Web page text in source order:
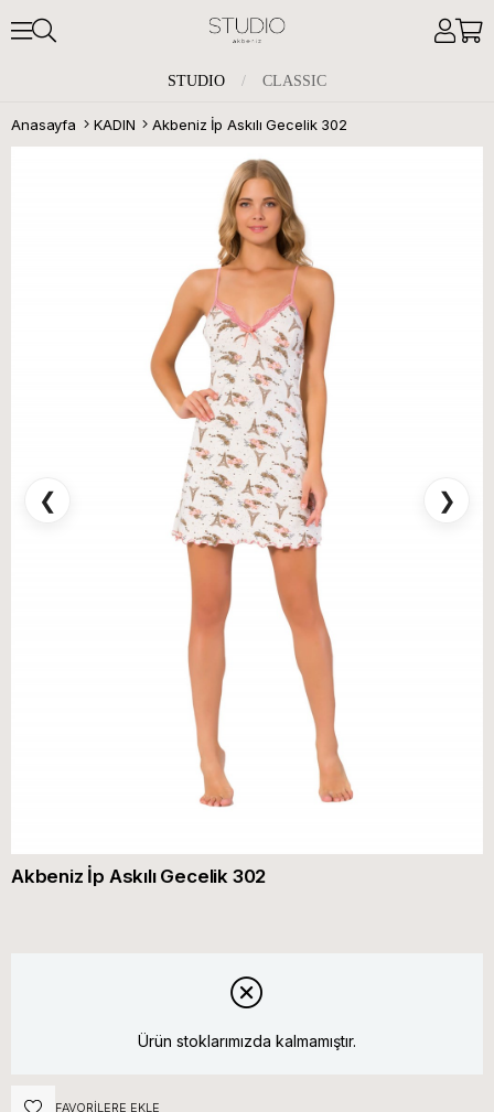
STUDIO / CLASSIC
Anasayfa KADIN Akbeniz İp Askılı Gecelik 302
❮ ❯
Akbeniz İp Askılı Gecelik 302
Ürün stoklarımızda kalmamıştır.
FAVORILERE EKLE